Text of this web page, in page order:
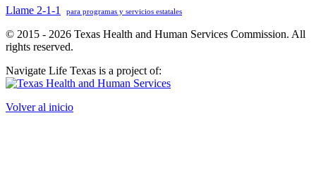
Llame 2-1-1
para programas y servicios estatales
© 2015 - 2026 Texas Health and Human Services Commission. All
rights reserved.
Navigate Life Texas is a project of:
Volver al inicio